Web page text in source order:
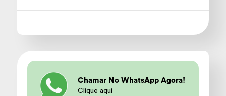
Chamar No WhatsApp Agora!
Clique aqui